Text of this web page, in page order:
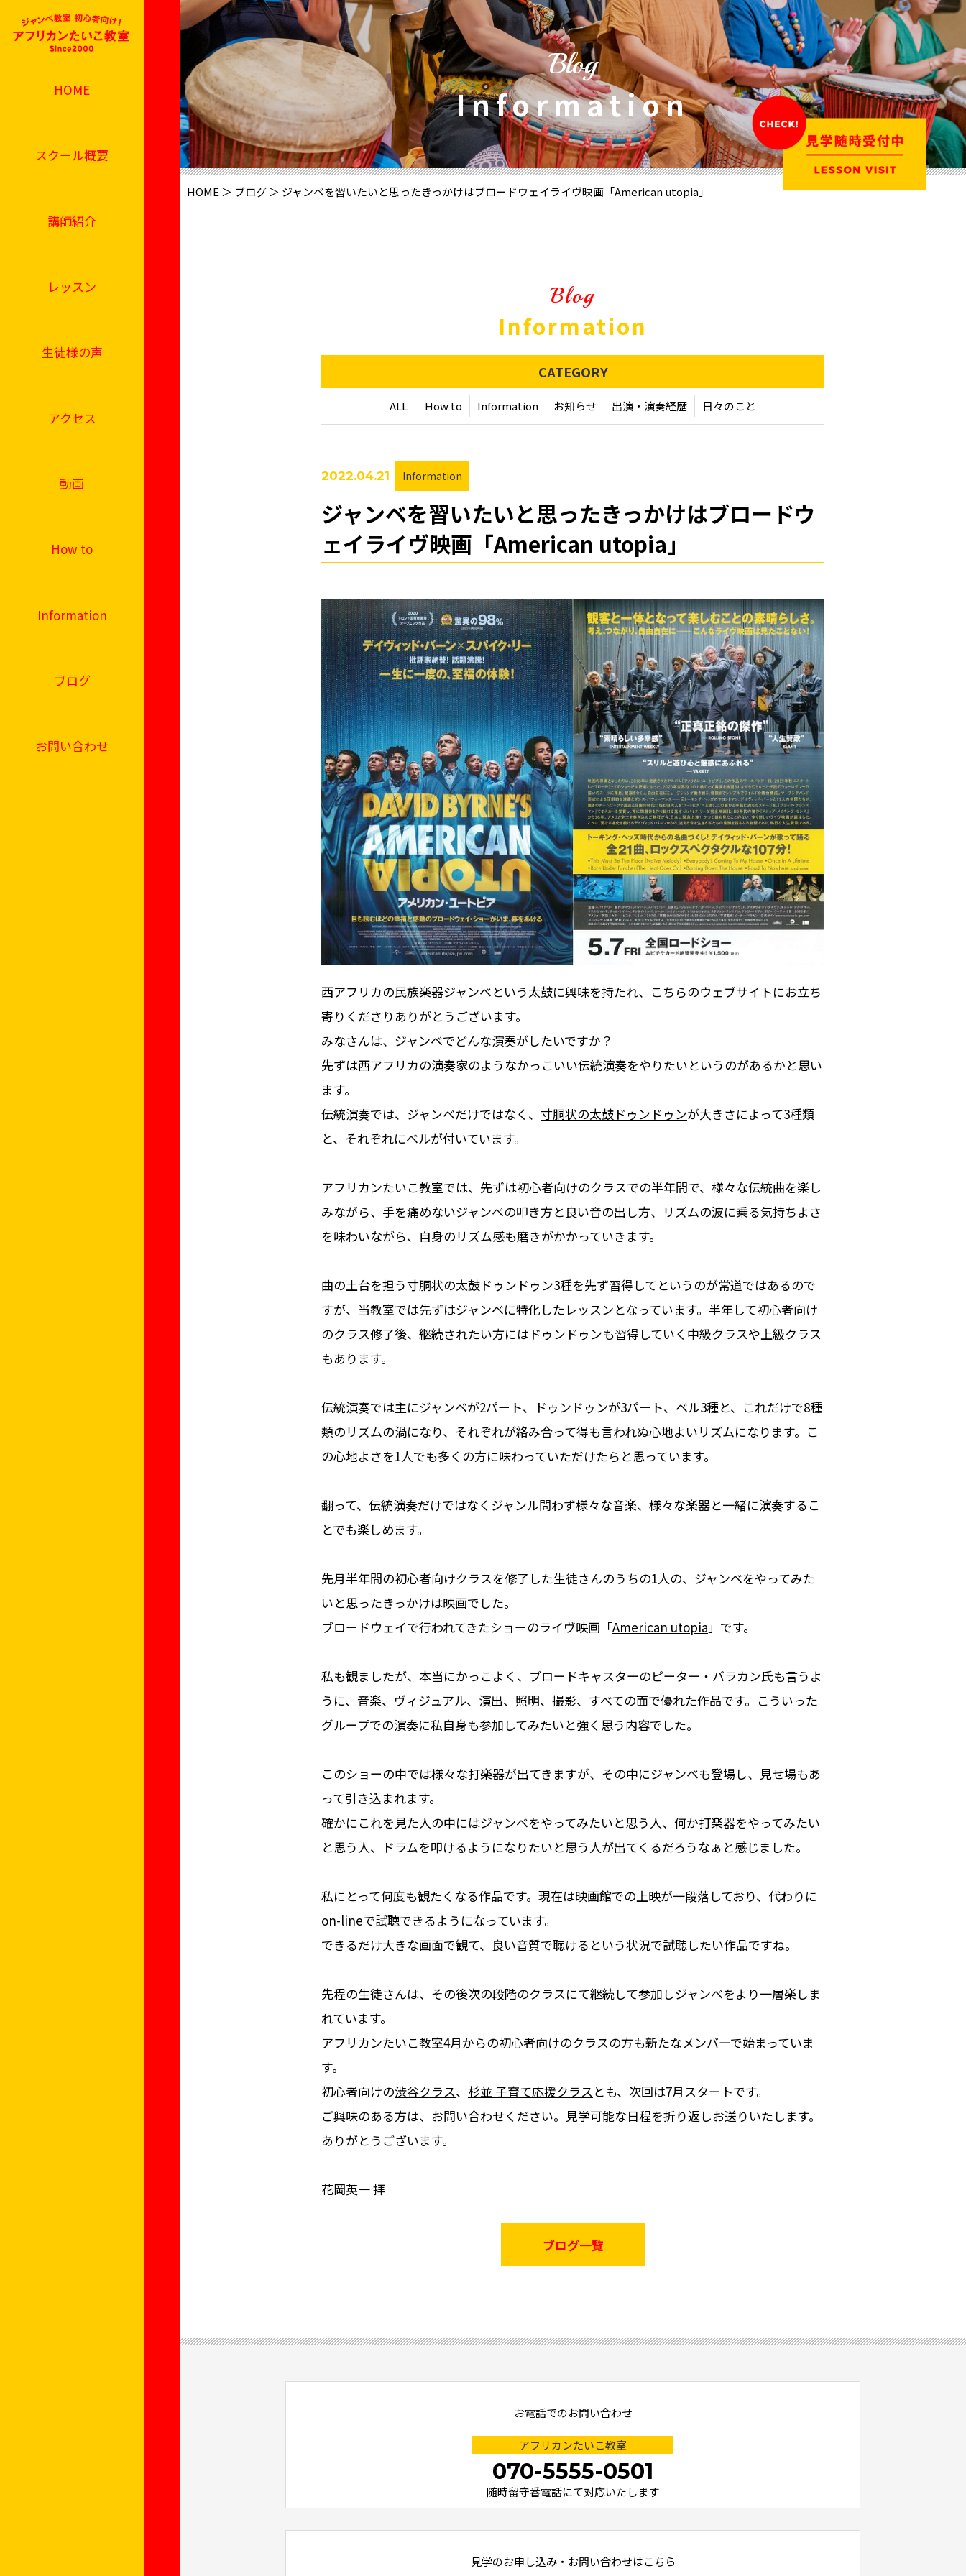
HOME
スクール概要
講師紹介
レッスン
生徒様の声
アクセス
動画
How to
Information
ブログ
お問い合わせ
Blog
Information
HOME ＞ ブログ ＞ ジャンベを習いたいと思ったきっかけはブロードウェイライヴ映画「American utopia」
Blog
Information
CATEGORY
ALL How to Information お知らせ 出演・演奏経歴 日々のこと
2022.04.21 Information
ジャンベを習いたいと思ったきっかけはブロードウ
ェイライヴ映画「American utopia」
西アフリカの民族楽器ジャンベという太鼓に興味を持たれ、こちらのウェブサイトにお立ち
寄りくださりありがとうございます。
みなさんは、ジャンベでどんな演奏がしたいですか？
先ずは西アフリカの演奏家のようなかっこいい伝統演奏をやりたいというのがあるかと思い
ます。
伝統演奏では、ジャンベだけではなく、 寸胴状の太鼓ドゥンドゥンが大きさによって3種類
と、それぞれにベルが付いています。
アフリカンたいこ教室では、先ずは初心者向けのクラスでの半年間で、様々な伝統曲を楽し
みながら、手を痛めないジャンベの叩き方と良い音の出し方、リズムの波に乗る気持ちよさ
を味わいながら、自身のリズム感も磨きがかかっていきます。
曲の土台を担う寸胴状の太鼓ドゥンドゥン3種を先ず習得してというのが常道ではあるので
すが、当教室では先ずはジャンベに特化したレッスンとなっています。半年して初心者向け
のクラス修了後、継続されたい方にはドゥンドゥンも習得していく中級クラスや上級クラス
もあります。
伝統演奏では主にジャンベが2パート、ドゥンドゥンが3パート、ベル3種と、これだけで8種
類のリズムの渦になり、それぞれが絡み合って得も言われぬ心地よいリズムになります。こ
の心地よさを1人でも多くの方に味わっていただけたらと思っています。
翻って、伝統演奏だけではなくジャンル問わず様々な音楽、様々な楽器と一緒に演奏するこ
とでも楽しめます。
先月半年間の初心者向けクラスを修了した生徒さんのうちの1人の、ジャンベをやってみた
いと思ったきっかけは映画でした。
ブロードウェイで行われてきたショーのライヴ映画「American utopia 」です。
私も観ましたが、本当にかっこよく、ブロードキャスターのピーター・バラカン氏も言うよ
うに、音楽、ヴィジュアル、演出、照明、撮影、すべての面で優れた作品です。こういった
グループでの演奏に私自身も参加してみたいと強く思う内容でした。
このショーの中では様々な打楽器が出てきますが、その中にジャンベも登場し、見せ場もあ
って引き込まれます。
確かにこれを見た人の中にはジャンベをやってみたいと思う人、何か打楽器をやってみたい
と思う人、ドラムを叩けるようになりたいと思う人が出てくるだろうなぁと感じました。
私にとって何度も観たくなる作品です。現在は映画館での上映が一段落しており、代わりに
on-lineで試聴できるようになっています。
できるだけ大きな画面で観て、良い音質で聴けるという状況で試聴したい作品ですね。
先程の生徒さんは、その後次の段階のクラスにて継続して参加しジャンベをより一層楽しま
れています。
アフリカンたいこ教室4月からの初心者向けのクラスの方も新たなメンバーで始まっていま
す。
初心者向けの渋谷クラス、 杉並 子育て応援クラス とも、次回は7月スタートです。
ご興味のある方は、お問い合わせください。見学可能な日程を折り返しお送りいたします。
ありがとうございます。
花岡英一 拝
ブログ一覧
お電話でのお問い合わせ
アフリカンたいこ教室
070-5555-0501
随時留守番電話にて対応いたします
見学のお申し込み・お問い合わせはこちら